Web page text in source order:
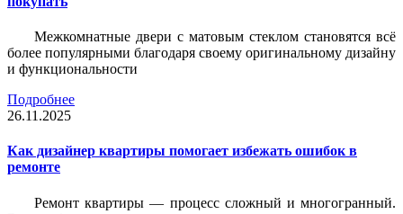
Межкомнатные двери с матовым стеклом становятся всё
более популярными благодаря своему оригинальному дизайну
и функциональности
Подробнее
26.11.2025
Как дизайнер квартиры помогает избежать ошибок в
ремонте
Ремонт квартиры — процесс сложный и многогранный.